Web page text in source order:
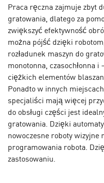
Praca ręczna zajmuje zbyt
gratowania, dlatego za
zwiększyć efektywność
można pójść dzięki
rozładunek maszyn do
monotonna, czasochłonna i
ciężkich elementów
Ponadto w innych
specjaliści mają więcej
do obsługi części jest
gratowania. Dzięki
nowoczesne roboty wizyjne
programowania robota.
zastosowaniu.